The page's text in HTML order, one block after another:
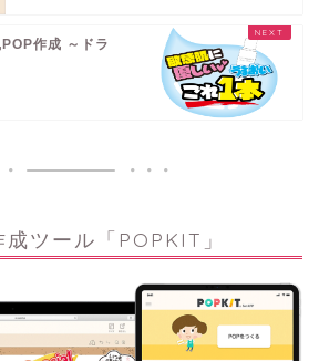
作成 ～ドラ
成ツール「POPKIT」